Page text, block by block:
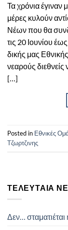
Τα χρόνια έγιναν
μέρες κυλούν
Νέων που θα
τις 20 Ιουνίου
δικής μας
νεαρούς διεθνείς
[…]
Posted in Εθνικές
Τζωρτζινης
ΤΕΛΕΥΤΑΊΑ
Δεν…